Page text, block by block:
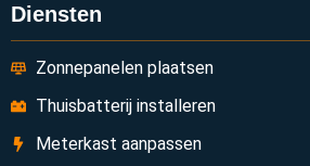
Diensten
Zonnepanelen plaatsen
Thuisbatterij installeren
Meterkast aanpassen